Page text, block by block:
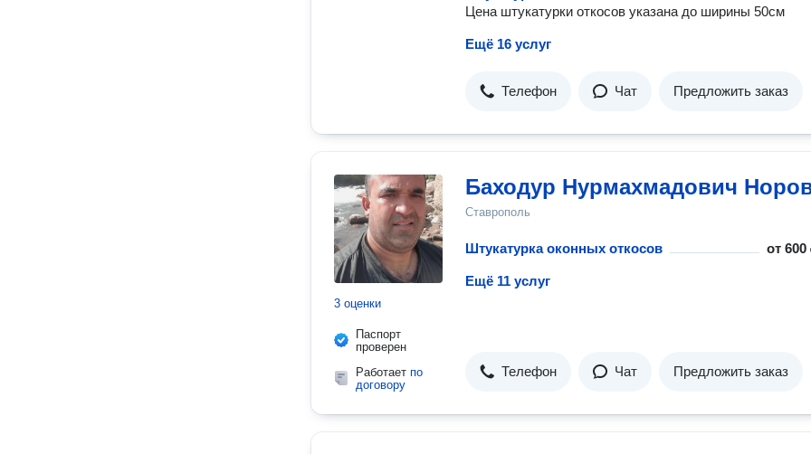
Цена штукатурки откосов указана до ширины 50см
Ещё 16 услуг
Телефон Чат Предложить заказ
3 оценки
Паспорт
проверен
Работает по
договору
Баходур Нурмахмадович
Ставрополь
Штукатурка оконных откосов от600
Ещё 11 услуг
Телефон Чат Предложить заказ